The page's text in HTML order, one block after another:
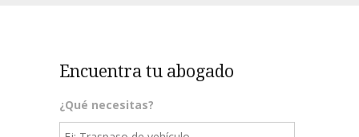
Encuentra tu abogado
¿Qué necesitas?